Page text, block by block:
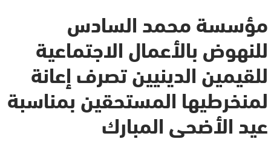
مؤسسة محمد السادس
للنهوض بالأعمال الاجتماعية
للقيمين الدينيين تصرف إعانة
لمنخرطيها المستحقين بمناسبة
عيد الأضحى المبارك